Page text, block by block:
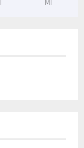
MI